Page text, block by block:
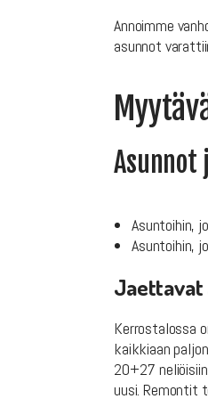
Annoimme
asunnot
Asunnot
Asuntoihin,
Asuntoihin,
Jaettavat
Kerrostalossa
kaikkiaan
20+27
uusi. Remontit